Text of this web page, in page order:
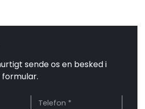
sende os en besked i